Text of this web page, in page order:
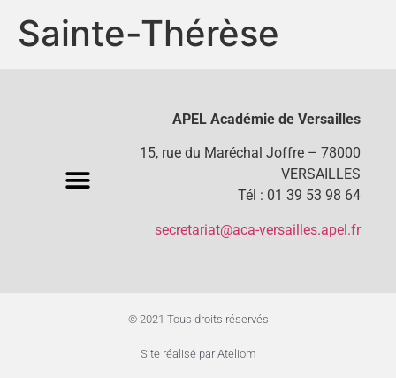
Sainte-Thérèse
APEL Académie de Versailles
15, rue du Maréchal Joffre – 78000
VERSAILLES
Tél : 01 39 53 98 64
secretariat@aca-versailles.apel.fr
© 2021 Tous droits réservés
Site réalisé par Ateliom